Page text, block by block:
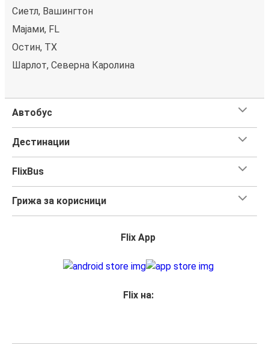
Сиетл, Вашингтон
Мајами, FL
Остин, TX
Шарлот, Северна Каролина
Автобус
Дестинации
FlixBus
Грижа за корисници
Flix App
Flix на: